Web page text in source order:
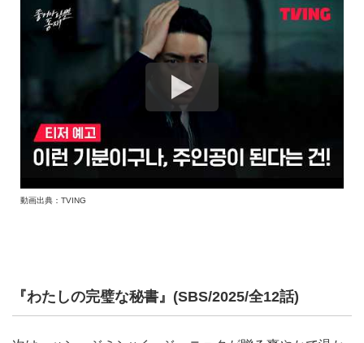
動画出典：TVING
『わたしの完璧な秘書』(SBS/2025/全12話)